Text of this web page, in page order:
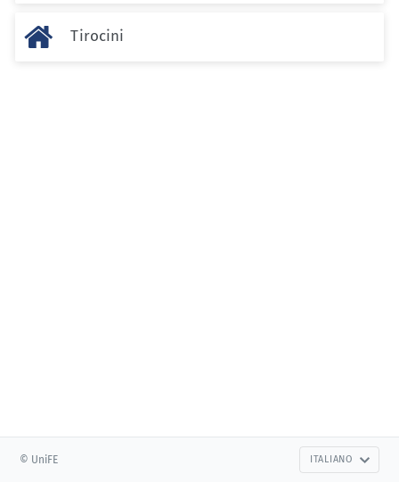
 Tirocini
© UniFE ITALIANO